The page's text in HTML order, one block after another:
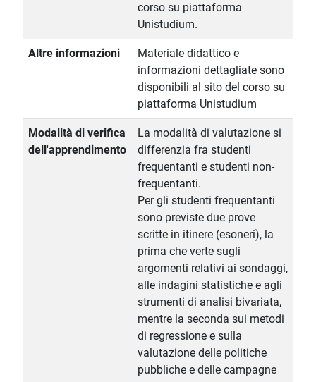
corso su piattaforma
Unistudium.
Altre informazioni
Materiale didattico e
informazioni dettagliate sono
disponibili al sito del corso su
piattaforma Unistudium
Modalità di verifica
dell'apprendimento
La modalità di valutazione si
differenzia fra studenti
frequentanti e studenti non-
frequentanti.
Per gli studenti frequentanti
sono previste due prove
scritte in itinere (esoneri), la
prima che verte sugli
argomenti relativi ai sondaggi,
alle indagini statistiche e agli
strumenti di analisi bivariata,
mentre la seconda sui metodi
di regressione e sulla
valutazione delle politiche
pubbliche e delle campagne